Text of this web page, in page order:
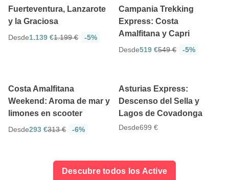
Fuerteventura, Lanzarote
y la Graciosa
Desde1.139 €1.199 € -5%
Campania Trekking
Express: Costa
Amalfitana y Capri
Desde519 €549 €
-5%
Costa Amalfitana
Weekend: Aroma de mar y
limones en scooter
Desde293 €313 € -6%
Asturias Express:
Descenso del Sella y
Lagos de Covadonga
Desde699 €
Descubre todos los Active